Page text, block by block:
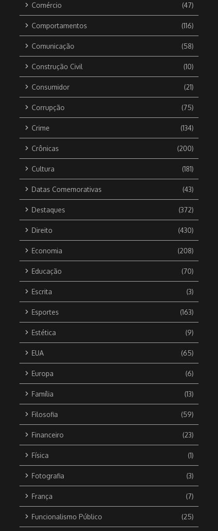
Comércio (47)
Comportamentos (116)
Comunicação (58)
Construção Civil (10)
Consumidor (21)
Corrupção (75)
Crime (134)
Crônicas (200)
Cultura (181)
Datas Comemorativas (43)
Destaques (372)
Direito (430)
Economia (208)
Educação (70)
Escrita (3)
Esportes (163)
Estética (9)
EUA (65)
Europa (6)
Família (13)
Filosofia (59)
Financeiro (23)
Física (1)
Fotografia (3)
França (7)
Funcionalismo Público (25)